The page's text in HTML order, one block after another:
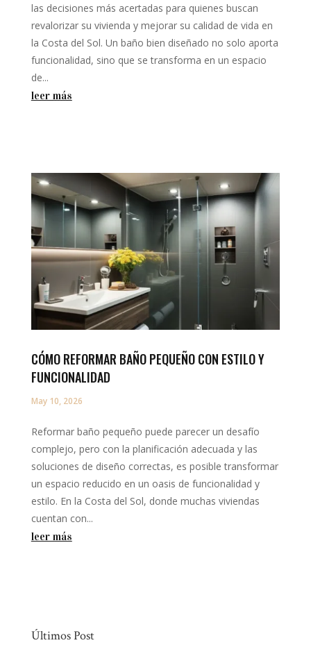
las decisiones más acertadas para quienes buscan
revalorizar su vivienda y mejorar su calidad de vida en
la Costa del Sol. Un baño bien diseñado no solo aporta
funcionalidad, sino que se transforma en un espacio
de...
leer más
CÓMO REFORMAR BAÑO PEQUEÑO CON ESTILO Y
FUNCIONALIDAD
May 10, 2026
Reformar baño pequeño puede parecer un desafío
complejo, pero con la planificación adecuada y las
soluciones de diseño correctas, es posible transformar
un espacio reducido en un oasis de funcionalidad y
estilo. En la Costa del Sol, donde muchas viviendas
cuentan con...
leer más
Últimos Post